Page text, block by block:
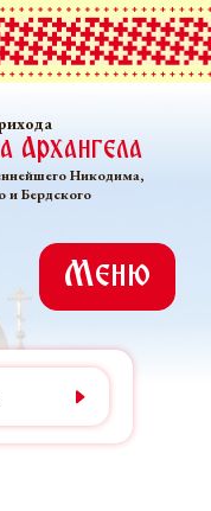
Архангела
Никодима,
и Бердского
Меню